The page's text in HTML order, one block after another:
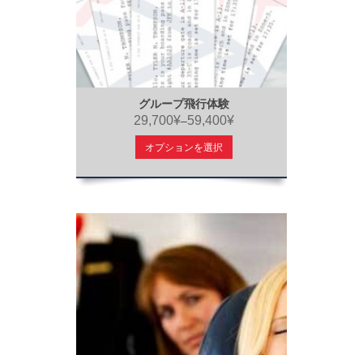
グループ飛行体験
29,700¥–59,400¥
オプションを選択